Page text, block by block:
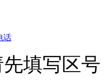
话
先填写区